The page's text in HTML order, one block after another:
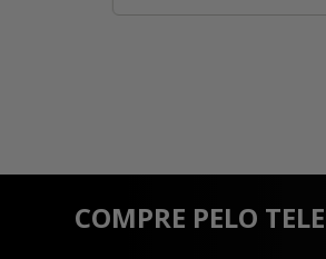
COMPRE PELO